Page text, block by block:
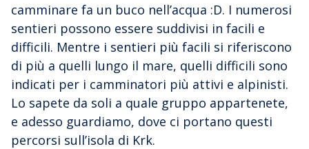
camminare fa un buco nell’acqua :D. I numerosi
sentieri possono essere suddivisi in facili e
difficili. Mentre i sentieri più facili si riferiscono
di più a quelli lungo il mare, quelli difficili sono
indicati per i camminatori più attivi e alpinisti.
Lo sapete da soli a quale gruppo appartenete,
e adesso guardiamo, dove ci portano questi
percorsi sull’isola di Krk.